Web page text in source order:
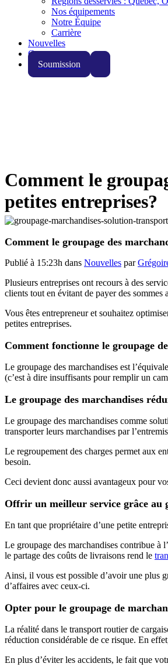
Nos équipements
Notre Équipe
Carrière
Nouvelles
Contact
Soumission
Comment le
petites entreprises?
Comment le groupage des
Publié à 15:23h dans Nouvelles par
Plusieurs entreprises ont recours à des
clients tout en évitant de payer des sommes
Vous êtes entrepreneur et souhaitez
petites entreprises.
Comment fonctionne le groupage
Le groupage des marchandises est
(c’est à dire insuffisants pour remplir un
Le groupage des marchandises
Le groupage des marchandises comme
transporter leurs marchandises par
Le regroupement des charges permet aux
besoin.
Ceci devient donc aussi avantageux pour
Offrir un meilleur service grâce au
En tant que propriétaire d’une petite
Le groupage des marchandises contribue à
le partage des coûts de livraisons rend le
Ainsi, il vous est possible d’avoir une plus
d’affaires avec ceux-ci.
Opter pour le groupage de
La réalité dans le transport routier de
réduction considérable de ce risque. En
En plus d’éviter les accidents, le fait que